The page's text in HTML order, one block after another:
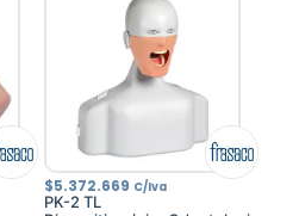
$5.372.669 C/Iva
PK-2 TL